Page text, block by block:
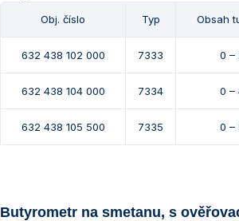
Obj. číslo Typ Obsah
632 438 102 000 7333 0 –
632 438 104 000 7334 0 –
632 438 105 500 7335 0 –
Butyrometr na smetanu, s